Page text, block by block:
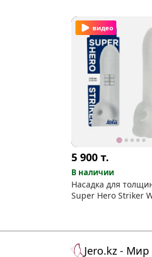
видео
5 900 т.
В наличии
Насадка для
Super Hero Striker
Jero.kz -